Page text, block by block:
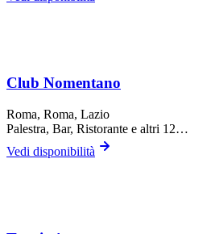
Club Nomentano
Roma, Roma, Lazio
Palestra, Bar, Ristorante e altri 12…
Vedi disponibilità